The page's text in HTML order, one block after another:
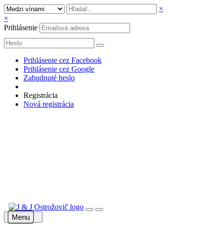
×
×
Prihlásenie
Prihlásenie cez Facebook
Prihlásenie cez Google
Zabudnuté heslo
Registrácia
Nová registrácia
Menu